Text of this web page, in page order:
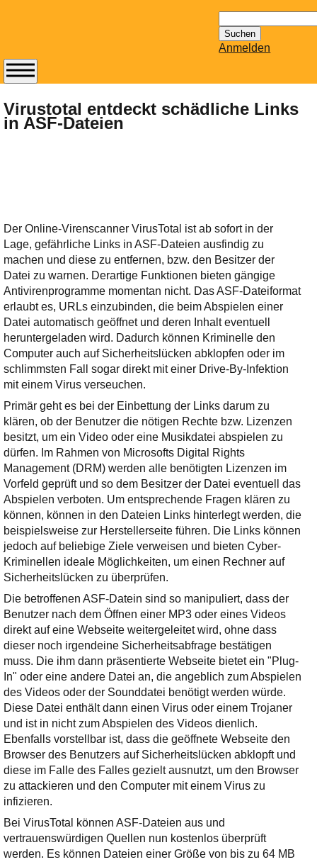
nach:
Anmelden
Virustotal entdeckt schädliche Links
in ASF-Dateien
Der Online-Virenscanner VirusTotal ist ab sofort in der
Lage, gefährliche Links in ASF-Dateien ausfindig zu
machen und diese zu entfernen, bzw. den Besitzer der
Datei zu warnen. Derartige Funktionen bieten gängige
Antivirenprogramme momentan nicht. Das ASF-Dateiformat
erlaubt es, URLs einzubinden, die beim Abspielen einer
Datei automatisch geöffnet und deren Inhalt eventuell
heruntergeladen wird. Dadurch können Kriminelle den
Computer auch auf Sicherheitslücken abklopfen oder im
schlimmsten Fall sogar direkt mit einer Drive-By-Infektion
mit einem Virus verseuchen.
Primär geht es bei der Einbettung der Links darum zu
klären, ob der Benutzer die nötigen Rechte bzw. Lizenzen
besitzt, um ein Video oder eine Musikdatei abspielen zu
dürfen. Im Rahmen von Microsofts Digital Rights
Management (DRM) werden alle benötigten Lizenzen im
Vorfeld geprüft und so dem Besitzer der Datei eventuell das
Abspielen verboten. Um entsprechende Fragen klären zu
können, können in den Dateien Links hinterlegt werden, die
beispielsweise zur Herstellerseite führen. Die Links können
jedoch auf beliebige Ziele verweisen und bieten Cyber-
Kriminellen ideale Möglichkeiten, um einen Rechner auf
Sicherheitslücken zu überprüfen.
Die betroffenen ASF-Datein sind so manipuliert, dass der
Benutzer nach dem Öffnen einer MP3 oder eines Videos
direkt auf eine Webseite weitergeleitet wird, ohne dass
dieser noch irgendeine Sicherheitsabfrage bestätigen
muss. Die ihm dann präsentierte Webseite bietet ein "Plug-
In" oder eine andere Datei an, die angeblich zum Abspielen
des Videos oder der Sounddatei benötigt werden würde.
Diese Datei enthält dann einen Virus oder einem Trojaner
und ist in nicht zum Abspielen des Videos dienlich.
Ebenfalls vorstellbar ist, dass die geöffnete Webseite den
Browser des Benutzers auf Sicherheitslücken abklopft und
diese im Falle des Falles gezielt ausnutzt, um den Browser
zu attackieren und den Computer mit einem Virus zu
infizieren.
Bei VirusTotal können ASF-Dateien aus und
vertrauenswürdigen Quellen nun kostenlos überprüft
werden. Es können Dateien einer Größe von bis zu 64 MB
Abonnieren Sie den
14-tägig
erscheinenden
bereithält!
Wie z.B. Outlook,
GMail, Thunderbird
oder auch
KuNoMail, usw.
Ihre E-Mail
Adresse:
E-Mail
E-Mail bestätigen